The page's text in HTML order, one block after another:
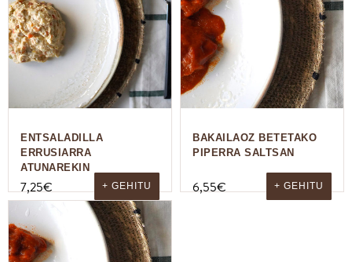
ENTSALADILLA
ERRUSIARRA
ATUNAREKIN
7,25€ + GEHITU
BAKAILAOZ BETETAKO
PIPERRA SALTSAN
6,55€ + GEHITU